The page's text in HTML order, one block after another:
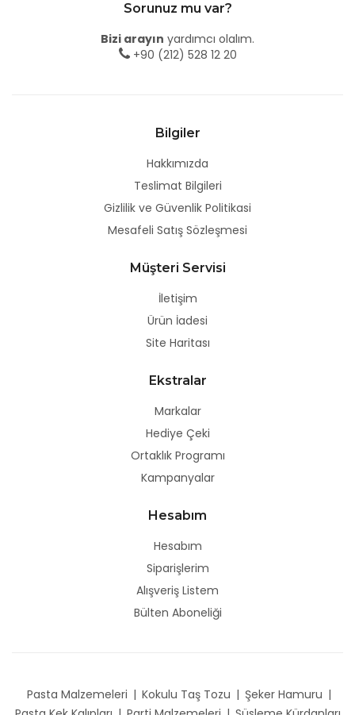
Sorunuz mu var?
Bizi arayın yardımcı olalım.
+90 (212) 528 12 20
Bilgiler
Hakkımızda
Teslimat Bilgileri
Gizlilik ve Güvenlik Politikasi
Mesafeli Satış Sözleşmesi
Müşteri Servisi
İletişim
Ürün İadesi
Site Haritası
Ekstralar
Markalar
Hediye Çeki
Ortaklık Programı
Kampanyalar
Hesabım
Hesabım
Siparişlerim
Alışveriş Listem
Bülten Aboneliği
Pasta Malzemeleri | Kokulu Taş Tozu | Şeker Hamuru |